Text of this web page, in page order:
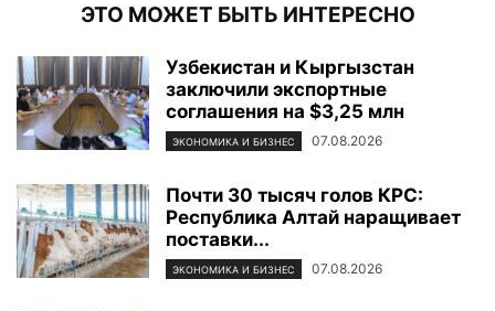
ЭТО МОЖЕТ БЫТЬ ИНТЕРЕСНО
Узбекистан и Кыргызстан
заключили экспортные
соглашения на $3,25 млн
ЭКОНОМИКА И БИЗНЕС 07.08.2026
Почти 30 тысяч голов КРС:
Республика Алтай наращивает
поставки...
ЭКОНОМИКА И БИЗНЕС 07.08.2026